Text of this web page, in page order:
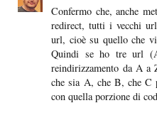
Confermo che, anche
redirect, tutti i vecchi
url, cioè su quello che
Quindi se ho tre url
reindirizzamento da A a
che sia A, che B, che C
con quella porzione di